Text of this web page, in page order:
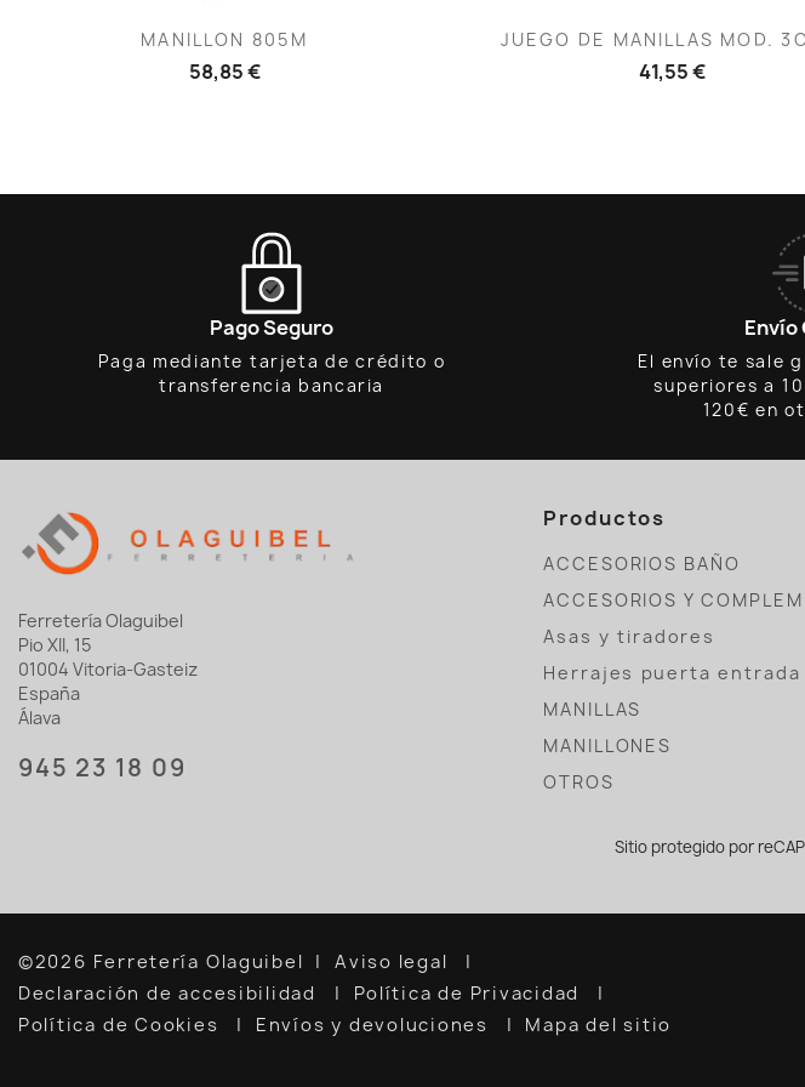
Vista rápida
MANILLON 805M
58,85 €
Vista rápida
JUEGO DE MANILLAS MOD.
41,55 €
Pago Seguro
Paga mediante tarjeta de crédito o
transferencia bancaria
El envío te sale
superiores a
120€ en
Ferretería Olaguibel
Pio XII, 15
01004 Vitoria-Gasteiz
España
Álava
945 23 18 09
Productos
ACCESORIOS BAÑO
ACCESORIOS Y
Asas y tiradores
Herrajes puerta entrada
MANILLAS
MANILLONES
OTROS
Sitio protegido por
©2026 Ferretería Olaguibel
Aviso legal
Declaración de accesibilidad
Política de Privacidad
Política de Cookies
Envíos y devoluciones Mapa del sitio